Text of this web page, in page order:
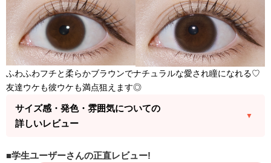
ふわふわフチと柔らかブラウンでナチュラルな愛され瞳になれる♡
友達ウケも彼ウケも満点狙えます◎
サイズ感・発色・雰囲気についての
詳しいレビュー
学生ユーザーさんの正直レビュー!